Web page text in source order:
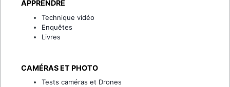
APPRENDRE
Technique vidéo
Enquêtes
Livres
CAMÉRAS ET PHOTO
Tests caméras et Drones